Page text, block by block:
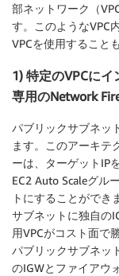
部ネットワーク（
す。このようなVPC
VPCを使用すること
1) 特定のVPCにイ
専用のNetwork
パブリックサブネッ
ます。このアーキテ
ーは、ターゲットIP
EC2 Auto Scaleグル
トにすることができ
サブネットに独自の
用VPCがコスト面で
パブリックサブネッ
のIGWとファイアウ